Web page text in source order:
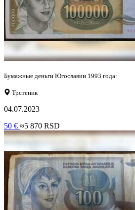
Бумажные деньги Югославии 1993 года:
Трстеник
04.07.2023
50 € ≈5 870 RSD